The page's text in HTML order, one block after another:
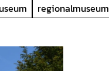
regionalmuseum